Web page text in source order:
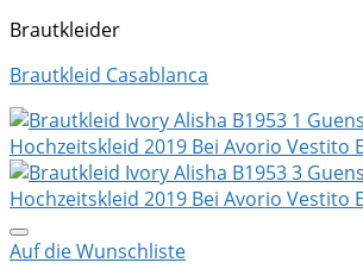
Brautkleider
Brautkleid Casablanca
Auf die Wunschliste